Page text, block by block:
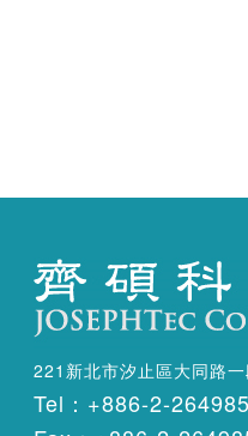
221新北市汐止區大同路
Tel：+886-2-